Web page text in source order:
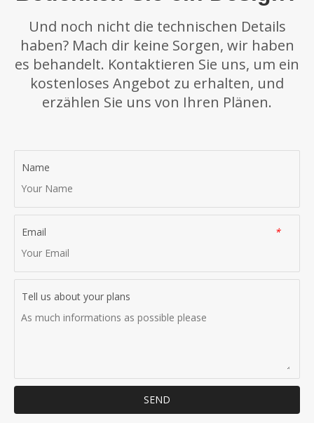
an unser Beschwerde-Team weiterleiten. Unser Beschwerde-
Team wird Ihre Beschwerde gemäß den oben angegebenen
Fristen bearbeiten.
Und noch nicht die technischen Details
haben? Mach dir keine Sorgen, wir haben
es behandelt. Kontaktieren Sie uns, um ein
kostenloses Angebot zu erhalten, und
erzählen Sie uns von Ihren Plänen.
Name
*
Email
Tell us about your plans
SEND